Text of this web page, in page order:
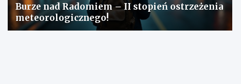
Burze nad Radomiem – II stopień ostrzeżenia
meteorologicznego!